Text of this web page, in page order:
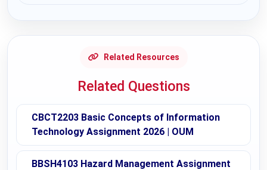
Related Resources
Related Questions
CBCT2203 Basic Concepts of Information
Technology Assignment 2026 | OUM
BBSH4103 Hazard Management Assignment